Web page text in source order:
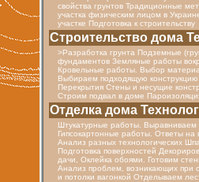
свойства грунтов Традиционные
участка физическим лицом в
участке Подготовка к строительству
Строительство дома
>Разработка грунта Подземные
фундаментов Земляные работы
Кровельные работы. Выбор
Выбираем подходящую
Перекрытия Стены и несущие
Строим подвал в доме
Отделка дома
Штукатурные работы. Выравниваем
Гипсокартонные работы. Ответы на
Анализ разных технологических
Подготовка поверхностей
дачи, Оклейка обоями. Готовим
Анализ проблем, возникающих при
и потолки вагонкой Отделываем